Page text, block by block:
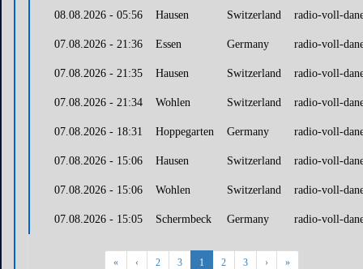
08.08.2026 - 05:56 Hausen Switzerland radio-voll-
07.08.2026 - 21:36 Essen Germany radio-voll-
07.08.2026 - 21:35 Hausen Switzerland radio-voll-
07.08.2026 - 21:34 Wohlen Switzerland radio-voll-
07.08.2026 - 18:31 Hoppegarten Germany radio-voll-
07.08.2026 - 15:06 Hausen Switzerland radio-voll-
07.08.2026 - 15:06 Wohlen Switzerland radio-voll-
07.08.2026 - 15:05 Schermbeck Germany radio-voll-
« ‹ 2 3 1 2 3 › »